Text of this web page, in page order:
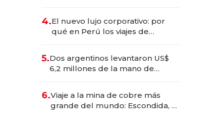
4.El nuevo lujo corporativo: por
qué en Perú los viajes de
para convertirse en experiencias
transformadoras
5.Dos argentinos levantaron US$
6,2 millones de la mano de
6.Viaje a la mina de cobre más
grande del mundo: Escondida, el